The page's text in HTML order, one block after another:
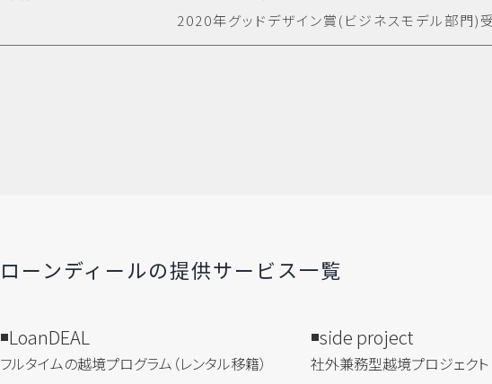
2020年グッドデザイン賞(ビジネスモデル部門)
ローンディールの​提供サービス一覧
LoanDEAL
フルタイムの越境プログラム​（レンタル移籍）
side project
社外兼務型​越境プロジェクト